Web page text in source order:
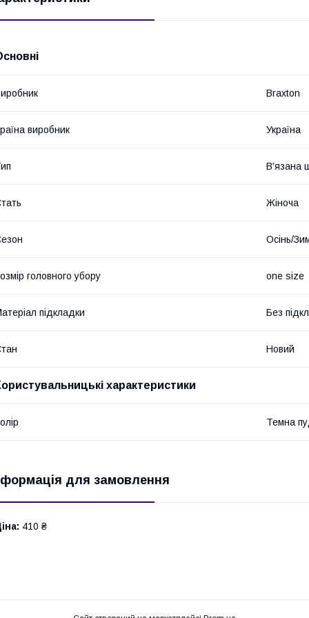
Braxton
виробник Україна
В'язана
Жіноча
Осінь/
головного убору one size
підкладки Без
Новий
характеристики
Темна
для замовлення
410 ₴